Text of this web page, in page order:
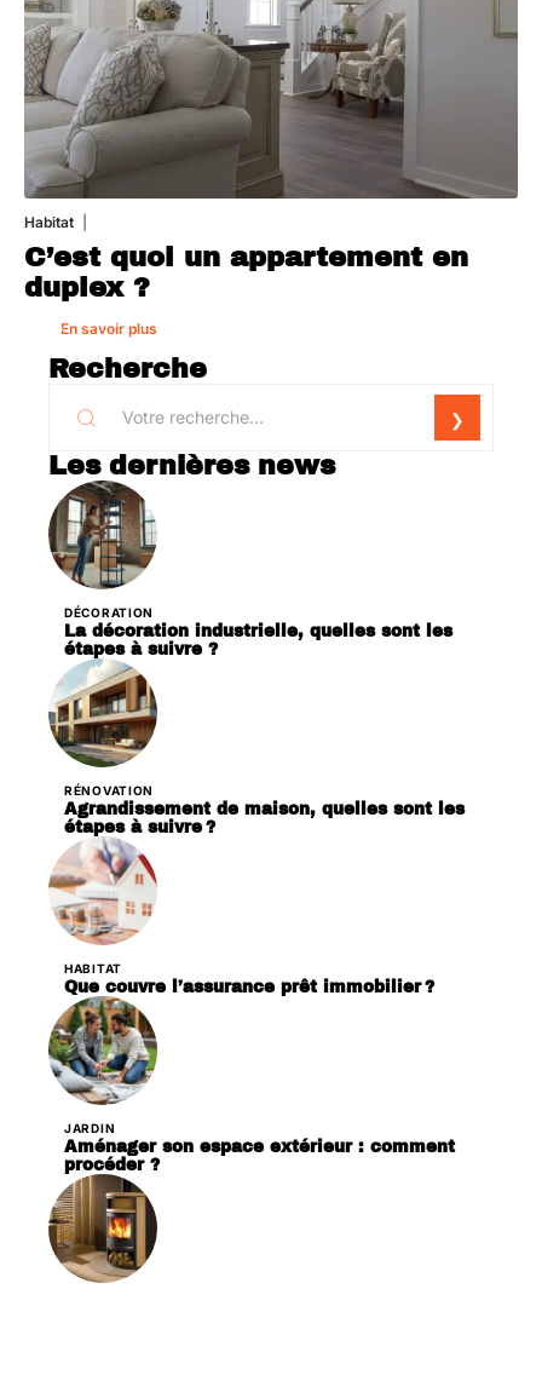
Habitat
C’est quoi un appartement en
duplex ?
En savoir plus
Recherche
Les dernières news
DÉCORATION
La décoration industrielle, quelles sont les
étapes à suivre ?
RÉNOVATION
Agrandissement de maison, quelles sont les
étapes à suivre ?
HABITAT
Que couvre l’assurance prêt immobilier ?
JARDIN
Aménager son espace extérieur : comment
procéder ?